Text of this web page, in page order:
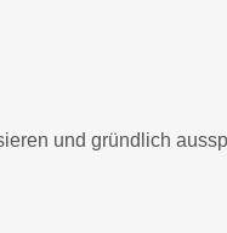
und gründlich